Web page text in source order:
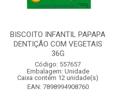
BISCOITO INFANTIL PAPAPA
DENTIÇÃO COM VEGETAIS
36G
Código: 557657
Embalagem: Unidade
Caixa contém 12 unidade(s)
EAN: 7898994908760